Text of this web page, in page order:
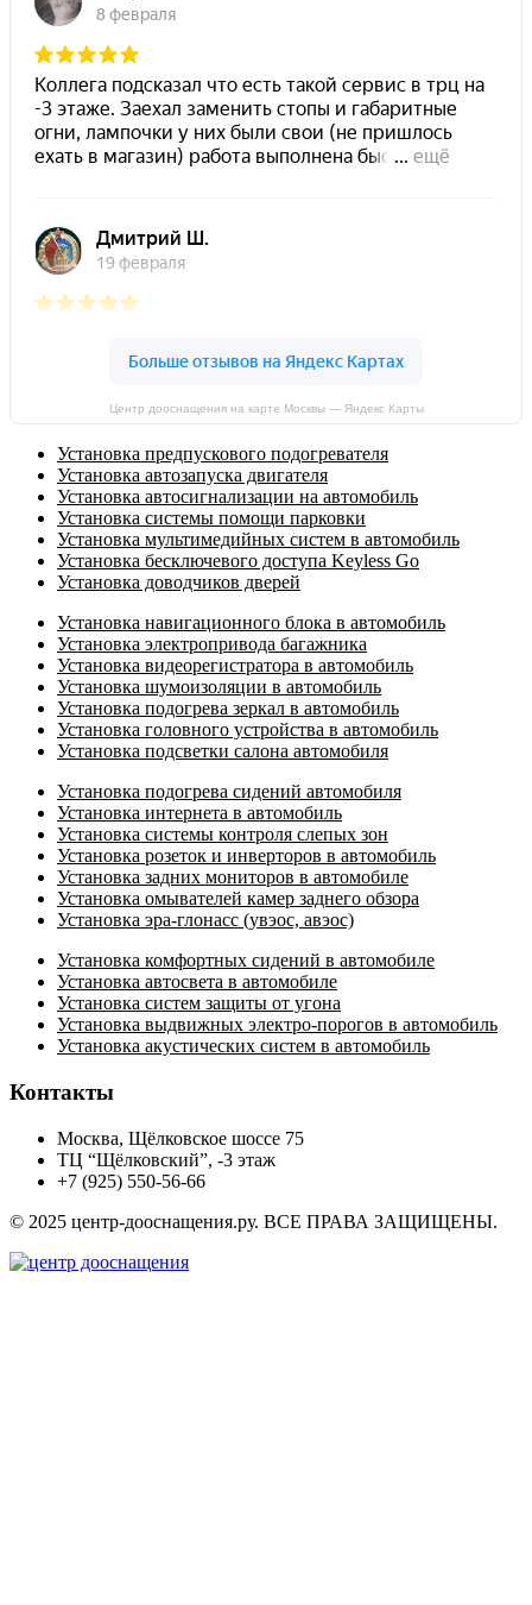
Центр дооснащения на карте Москвы — Яндекс Карты
Установка предпускового подогревателя
Установка автозапуска двигателя
Установка автосигнализации на автомобиль
Установка системы помощи парковки
Установка мультимедийных систем в автомобиль
Установка бесключевого доступа Keyless Go
Установка доводчиков дверей
Установка навигационного блока в автомобиль
Установка электропривода багажника
Установка видеорегистратора в автомобиль
Установка шумоизоляции в автомобиль
Установка подогрева зеркал в автомобиль
Установка головного устройства в автомобиль
Установка подсветки салона автомобиля
Установка подогрева сидений автомобиля
Установка интернета в автомобиль
Установка системы контроля слепых зон
Установка розеток и инверторов в автомобиль
Установка задних мониторов в автомобиле
Установка омывателей камер заднего обзора
Установка эра-глонасс (увэос, авэос)
Установка комфортных сидений в автомобиле
Установка автосвета в автомобиле
Установка систем защиты от угона
Установка выдвижных электро-порогов в автомобиль
Установка акустических систем в автомобиль
Контакты
Москва, Щёлковское шоссе 75
ТЦ “Щёлковский”, -3 этаж
+7 (925) 550-56-66
© 2025 центр-дооснащения.ру. ВСЕ ПРАВА ЗАЩИЩЕНЫ.